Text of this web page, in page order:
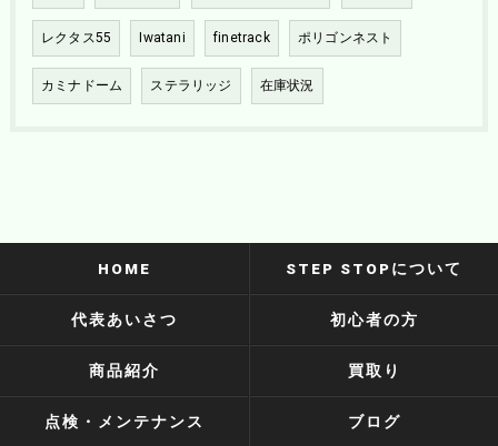
レクタス55 Iwatani finetrack ポリゴンネスト
カミナドーム ステラリッジ 在庫状況
HOME STEP STOPについて
代表あいさつ 初心者の方
商品紹介 買取り
点検・メンテナンス ブログ